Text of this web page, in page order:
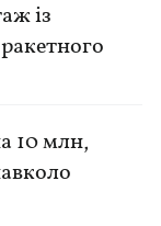
із
10 млн,